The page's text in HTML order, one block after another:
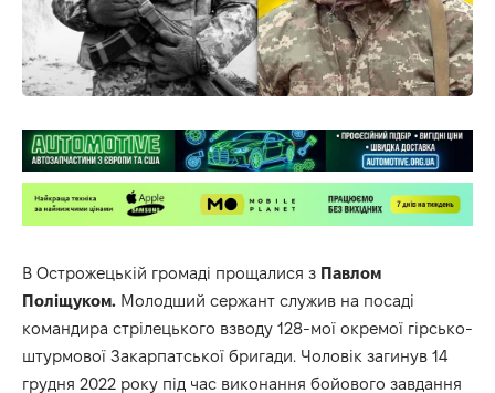
В Острожецькій громаді прощалися з Павлом
Поліщуком. Молодший сержант служив на посаді
командира стрілецького взводу 128-мої окремої гірсько-
штурмової Закарпатської бригади. Чоловік загинув 14
грудня 2022 року під час виконання бойового завдання